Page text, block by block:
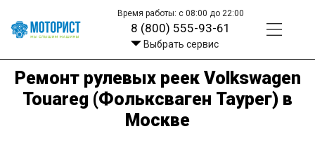
Время работы: с 08:00 до 22:00
8 (800) 555-93-61
Выбрать сервис
Ремонт рулевых реек Volkswagen
Touareg (Фольксваген Таурег) в
Москве